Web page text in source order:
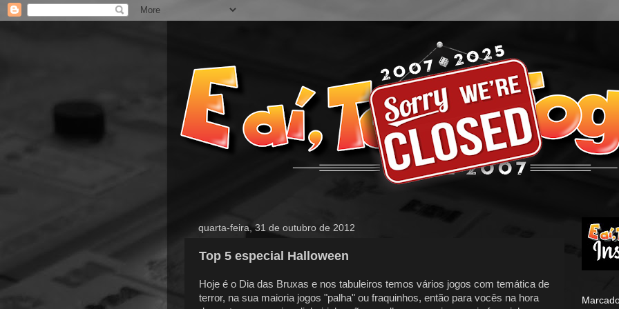
quarta-feira, 31 de outubro de 2012
Top 5 especial Halloween
Hoje é o Dia das Bruxas e nos tabuleiros temos vários jogos com temática de
terror, na sua maioria jogos "palha" ou fraquinhos, então para vocês na hora